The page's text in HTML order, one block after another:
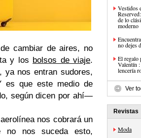
cambiar de aires, no
y los bolsos de viaje.
ya nos entran sudores,
es que este medio de
según dicen por ahí—
nos cobrará un
no nos suceda esto,
Vestidos
de lo
moderno
no dejes
El regalo
Valentín
lencería
Ver
Revistas
Moda